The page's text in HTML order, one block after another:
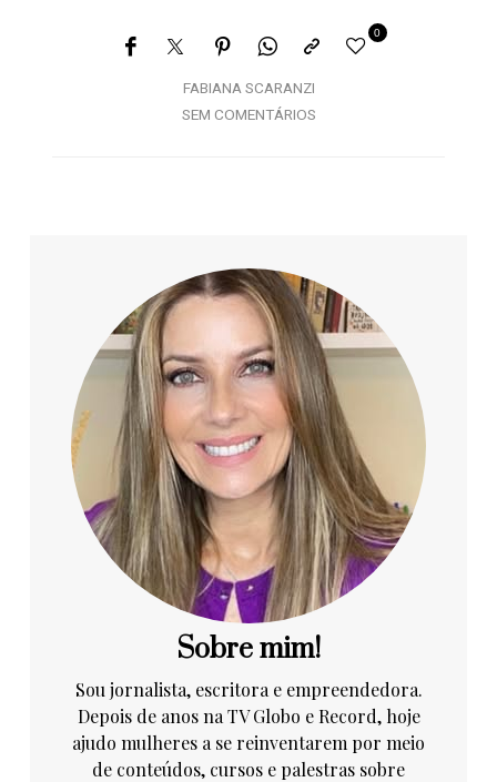
FABIANA SCARANZI
0
SEM COMENTÁRIOS
Sobre mim!
Sou jornalista, escritora e empreendedora.
Depois de anos na TV Globo e Record, hoje
ajudo mulheres a se reinventarem por meio
de conteúdos, cursos e palestras sobre